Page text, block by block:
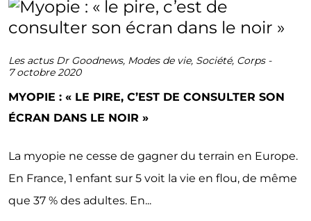
Les actus Dr Goodnews, Modes de vie, Société, Corps-
7 octobre 2020
MYOPIE : « LE PIRE, C’EST DE CONSULTER SON
ÉCRAN DANS LE NOIR »
La myopie ne cesse de gagner du terrain en Europe.
En France, 1 enfant sur 5 voit la vie en flou, de même
que 37 % des adultes. En...